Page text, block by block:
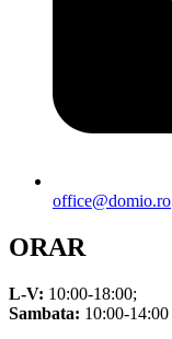
office@domio.ro
ORAR
L-V: 10:00-18:00;
Sambata: 10:00-14:00